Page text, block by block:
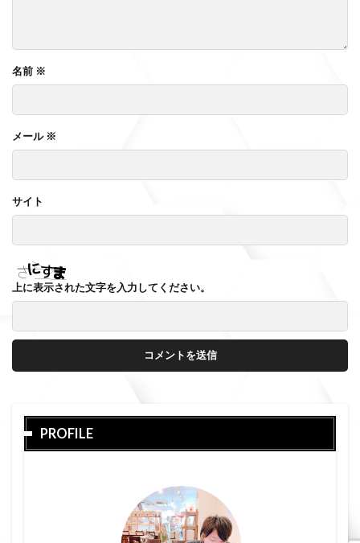
名前 ※
メール ※
サイト
上に表示された文字を入力してください。
PROFILE